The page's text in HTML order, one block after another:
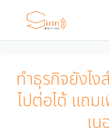
ทำธุรกิจยังไง
ไปต่อได้ แถม
เ